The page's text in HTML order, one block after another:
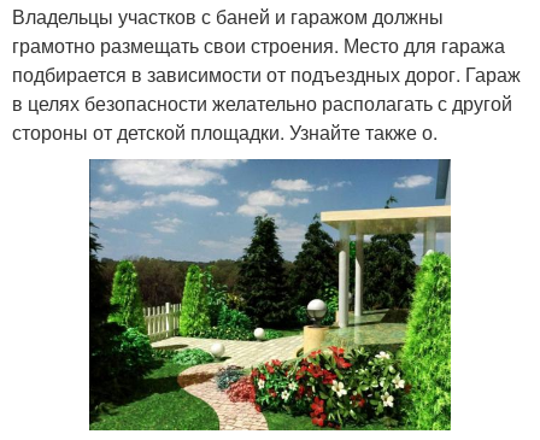
Владельцы участков с баней и гаражом должны
грамотно размещать свои строения. Место для гаража
подбирается в зависимости от подъездных дорог. Гараж
в целях безопасности желательно располагать с другой
стороны от детской площадки. Узнайте также о.